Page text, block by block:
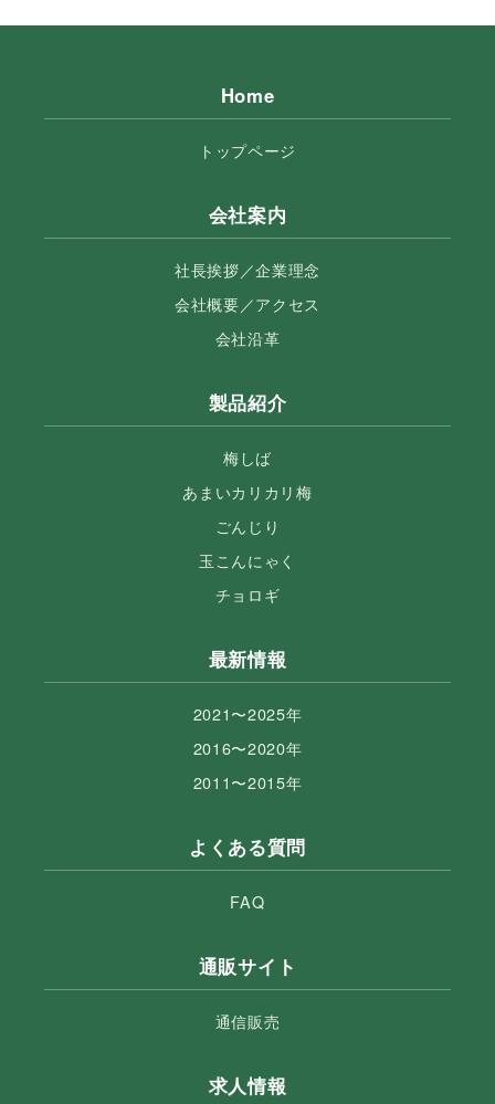
Home
トップページ
会社案内
社長挨拶／企業理念
会社概要／アクセス
会社沿革
製品紹介
梅しば
あまいカリカリ梅
ごんじり
玉こんにゃく
チョロギ
最新情報
2021〜2025年
2016〜2020年
2011〜2015年
よくある質問
FAQ
通販サイト
通信販売
求人情報